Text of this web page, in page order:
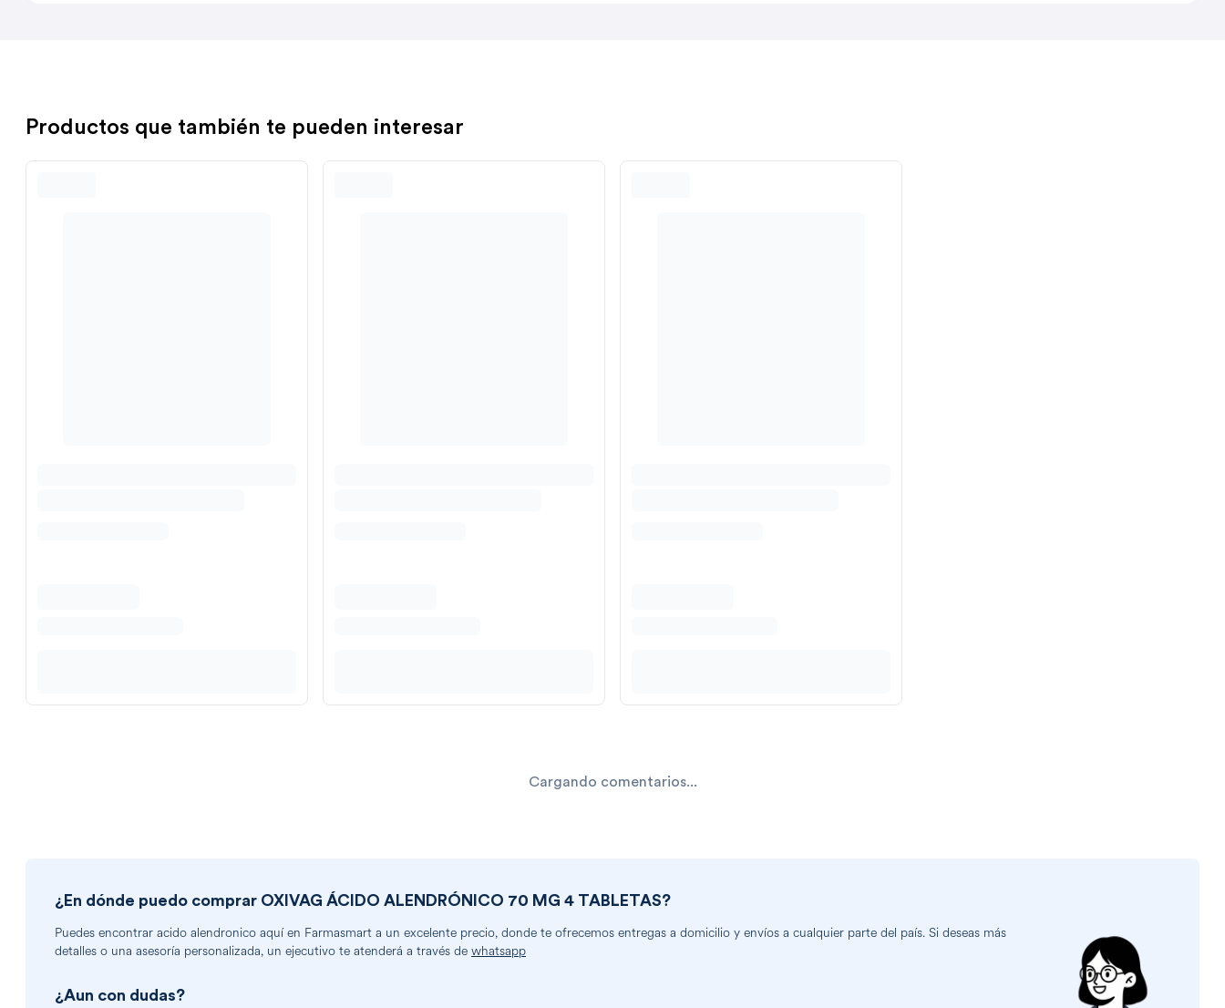
Productos que también te pueden interesar
Cargando comentarios...
¿En dónde puedo comprar OXIVAG ÁCIDO ALENDRÓNICO 70 MG 4 TABLETAS?
Puedes encontrar acido alendronico aquí en Farmasmart a un excelente precio, donde te ofrecemos entregas a domicilio y envíos a cualquier parte del país. Si deseas más
detalles o una asesoría personalizada, un ejecutivo te atenderá a través de whatsapp
¿Aun con dudas?